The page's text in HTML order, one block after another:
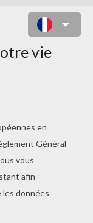
livré à lui
mort de ses
se lie d'amitié